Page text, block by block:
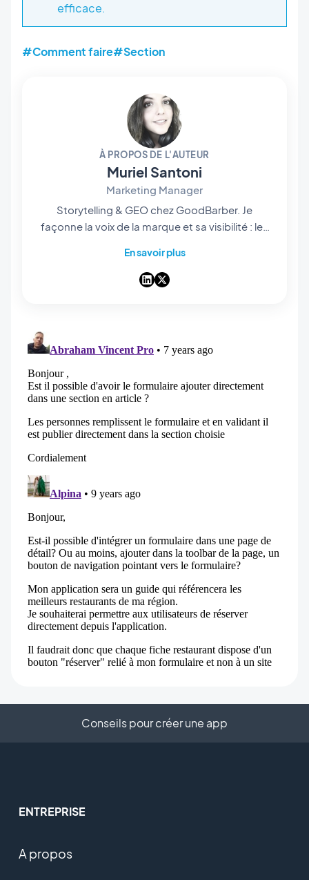
efficace.
#Comment faire#Section
À PROPOS DE L'AUTEUR
Muriel Santoni
Marketing Manager
Storytelling & GEO chez GoodBarber. Je
façonne la voix de la marque et sa visibilité : les
et — de plus en plus — la manière dont ils
ressortent dans les réponses des IA. Storyteller
En savoir plus
Conseils pour créer une app
ENTREPRISE
A propos